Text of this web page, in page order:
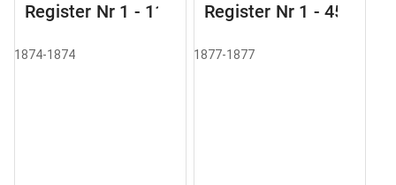
Register Nr 1 - 11
1874-1874
Register Nr 1 - 45
1877-1877